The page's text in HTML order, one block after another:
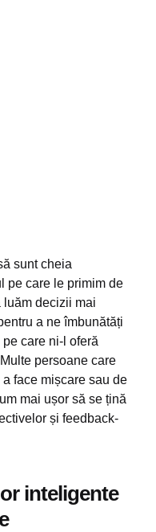
sunt cheia
pe care le primim de
luăm decizii mai
a ne îmbunătăți
care ni-l oferă
persoane care
face mișcare sau de
mai ușor să se țină
și feedback-
inteligente